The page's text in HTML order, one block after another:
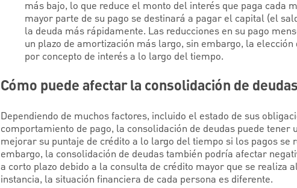
más bajo, lo que reduce el monto del interés que paga cada
mayor parte de su pago se destinará a pagar el capital (el
la deuda más rápidamente. Las reducciones en su pago
un plazo de amortización más largo, sin embargo, la
por concepto de interés a lo largo del tiempo.
Cómo puede afectar la consolidación de
Dependiendo de muchos factores, incluido el estado de sus
comportamiento de pago, la consolidación de deudas puede
mejorar su puntaje de crédito a lo largo del tiempo si los pagos se
embargo, la consolidación de deudas también podría afectar
a corto plazo debido a la consulta de crédito mayor que se realiza
instancia, la situación financiera de cada persona es diferente.